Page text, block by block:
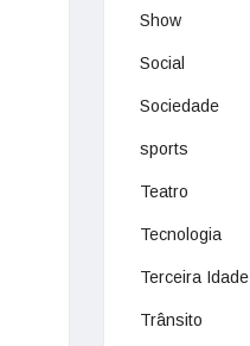
Show
Social
Sociedade
sports
Teatro
Tecnologia
Terceira Idade
Trânsito